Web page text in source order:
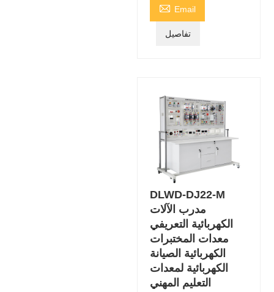
 Email
تفاصيل
DLWD-DJ22-M
مدرب الآلات
الكهربائية التعريفي
معدات المختبرات
الكهربائية الصيانة
الكهربائية لمعدات
التعليم المهني